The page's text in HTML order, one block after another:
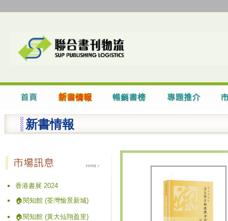
新書情報
香港書展 2024
🏠閱知館 (荃灣愉景新城)
🏠閱知館 (黃大仙翔盈里)